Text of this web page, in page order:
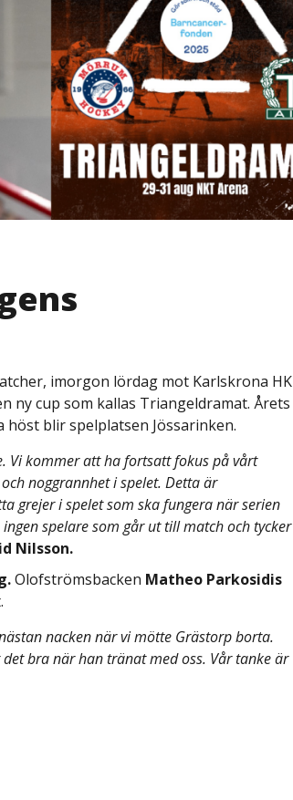
imorgon lördag mot Karlskrona HK
ny cup som kallas Triangeldramat. Årets
blir spelplatsen Jössarinken.
Vi kommer att ha fortsatt fokus på vårt
noggrannhet i spelet. Detta är
grejer i spelet som ska fungera när serien
spelare som går ut till match och tycker
Nilsson.
Olofströmsbacken Matheo Parkosidis
nacken när vi mötte Grästorp borta.
bra när han tränat med oss. Vår tanke är